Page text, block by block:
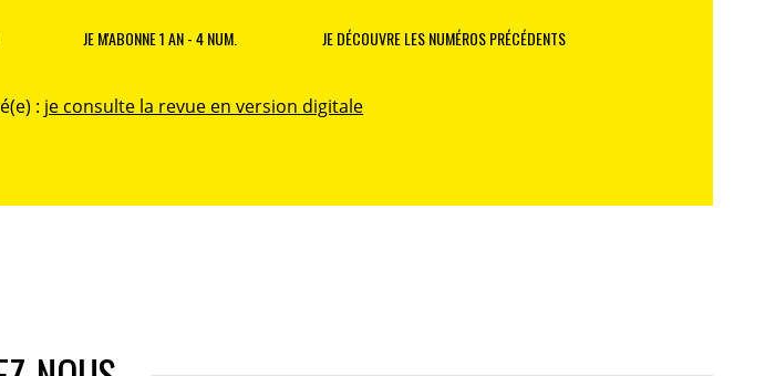
JE M'ABONNE 1 AN - 4 NUM. JE DÉCOUVRE LES NUMÉROS PRÉCÉDENTS
: je consulte la revue en version digitale